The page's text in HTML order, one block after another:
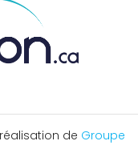
de Groupe